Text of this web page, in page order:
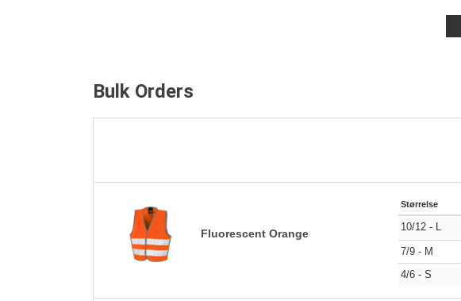
Bulk Orders
Fluorescent Orange
Størrelse
10/12 - L
7/9 - M
4/6 - S